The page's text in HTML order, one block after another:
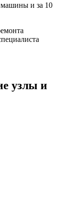
и за 10
узлы и